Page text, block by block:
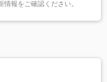
報をご確認ください。